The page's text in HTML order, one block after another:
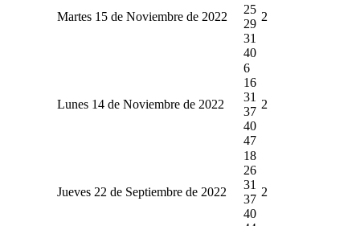
Martes 15 de Noviembre de 2022
25
29
31
40
2
Lunes 14 de Noviembre de 2022
6
16
31
37
40
47
2
Jueves 22 de Septiembre de 2022
18
26
31
37
40
2